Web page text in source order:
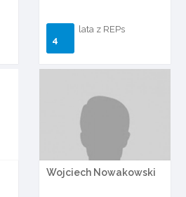
4
lata z REPs
Wojciech Nowakowski